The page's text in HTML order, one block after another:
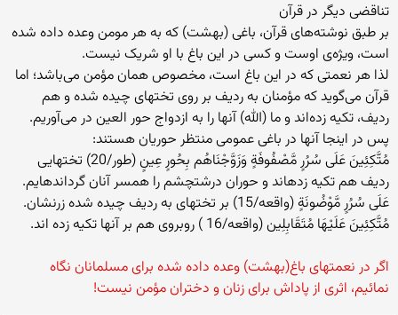
تناقضی دیگر در قرآن
بر طبق نوشته‌های قرآن، باغی (بهشت) که به هر مومن وعده داده شده
است، ویژه‌ی اوست و کسی در این باغ با او شریک نیست.
لذا هر نعمتی که در این باغ است، مخصوص همان مؤمن می‌باشد؛ اما
قرآن می‌گوید که مؤمنان به ردیف بر روی تختهای چیده شده و هم
ردیف، تکیه زده‌اند و ما (الله) آنها را به ازدواج حور العین در می‌آوریم.
پس در اینجا آنها در باغی عمومی منتظر حوریان هستند:
مُتَّكِئِينَ عَلَى سُرُرٍ مَّصْفُوفَةٍ وَزَوَّجْنَاهُم بِحُورٍ عِينٍ (طور/20) تختهايى
رديف هم تكيه زده‏اند و حوران درشت‏چشم را همسر آنان گردانده‏ايم.
عَلَى سُرُرٍ مَّوْضُونَةٍ (واقعه/15) بر تختهای به ردیف چیده شده زرنشان.
مُتَّكِئِينَ عَلَيْهَا مُتَقَابِلِين (واقعه/16 ) روبروی هم بر آنها تکیه زده اند.
اگر در نعمتهای باغ(بهشت) وعده داده شده برای مسلمانان نگاه
نمائیم، اثری از پاداش برای زنان و دختران مؤمن نیست!